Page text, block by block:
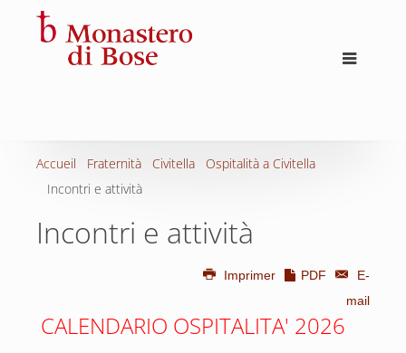
Accueil Fraternità Civitella
Ospitalità a Civitella
Incontri e attività
Incontri e attività
Imprimer PDF
E-
mail
CALENDARIO OSPITALITA' 2026